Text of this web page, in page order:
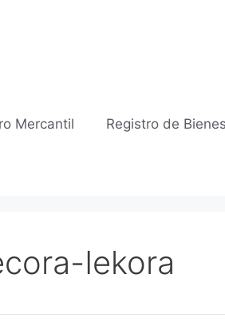
Mercantil Registro de
Iekora